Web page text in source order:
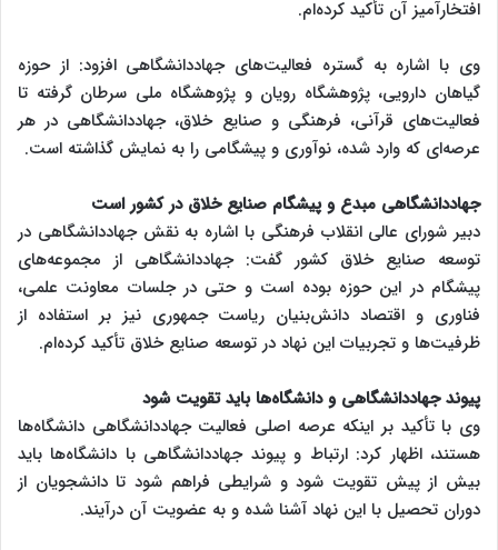
افتخارآمیز آن تأکید کرده‌ام.
وی با اشاره به گستره فعالیت‌های جهاددانشگاهی افزود: از حوزه
گیاهان دارویی، پژوهشگاه رویان و پژوهشگاه ملی سرطان گرفته تا
فعالیت‌های قرآنی، فرهنگی و صنایع خلاق، جهاددانشگاهی در هر
عرصه‌ای که وارد شده، نوآوری و پیشگامی را به نمایش گذاشته است.
جهاددانشگاهی مبدع و پیشگام صنایع خلاق در کشور است
دبیر شورای عالی انقلاب فرهنگی با اشاره به نقش جهاددانشگاهی در
توسعه صنایع خلاق کشور گفت: جهاددانشگاهی از مجموعه‌های
پیشگام در این حوزه بوده است و حتی در جلسات معاونت علمی،
فناوری و اقتصاد دانش‌بنیان ریاست جمهوری نیز بر استفاده از
ظرفیت‌ها و تجربیات این نهاد در توسعه صنایع خلاق تأکید کرده‌ام.
پیوند جهاددانشگاهی و دانشگاه‌ها باید تقویت شود
وی با تأکید بر اینکه عرصه اصلی فعالیت جهاددانشگاهی دانشگاه‌ها
هستند، اظهار کرد: ارتباط و پیوند جهاددانشگاهی با دانشگاه‌ها باید
بیش از پیش تقویت شود و شرایطی فراهم شود تا دانشجویان از
دوران تحصیل با این نهاد آشنا شده و به عضویت آن درآیند.